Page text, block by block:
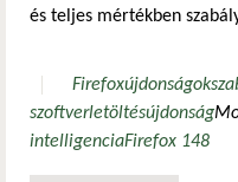
és teljes mértékben
Firefoxújdonságok
szoftverletöltésújdonság
intelligenciaFirefox 148